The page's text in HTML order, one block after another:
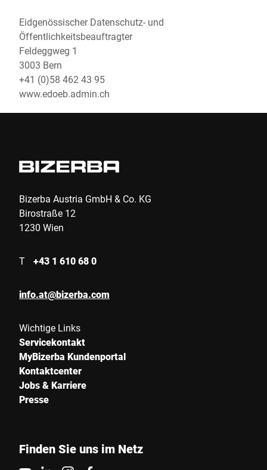
Eidgenössischer Datenschutz- und
Öffentlichkeitsbeauftragter
Feldeggweg 1
3003 Bern
+41 (0)58 462 43 95
www.edoeb.admin.ch
Bizerba Austria GmbH & Co. KG
Birostraße 12
1230 Wien
T +43 1 610 68 0
info.at@bizerba.com
Wichtige Links
Servicekontakt
MyBizerba Kundenportal
Kontaktcenter
Jobs & Karriere
Presse
Finden Sie uns im Netz